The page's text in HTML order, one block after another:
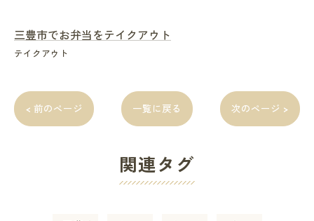
三豊市でお弁当をテイクアウト
テイクアウト
< 前のページ 一覧に戻る 次のページ >
関連タグ